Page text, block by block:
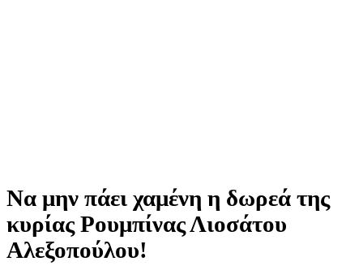
Να μην πάει χαμένη η δωρεά της
κυρίας Ρουμπίνας Λιοσάτου
Αλεξοπούλου!